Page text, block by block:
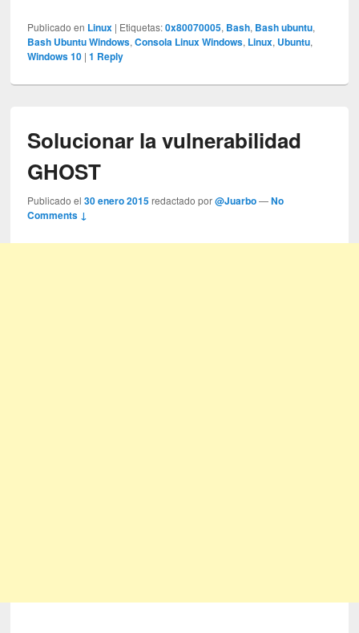
Publicado en Linux | Etiquetas: 0x80070005, Bash, Bash ubuntu,
Bash Ubuntu Windows,Consola Linux Windows, Linux, Ubuntu,
Windows 10 |1 Reply
Solucionar la vulnerabilidad
GHOST
Publicado el30 enero 2015 redactado por@Juarbo —No
Comments ↓